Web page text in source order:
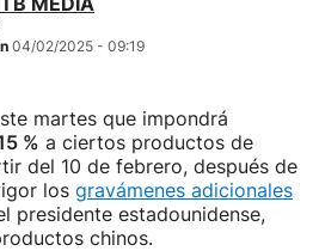
04/02/2025 - 09:19
martes que impondrá
% a ciertos productos de
del 10 de febrero, después de
los gravámenes adicionales
presidente estadounidense,
chinos.